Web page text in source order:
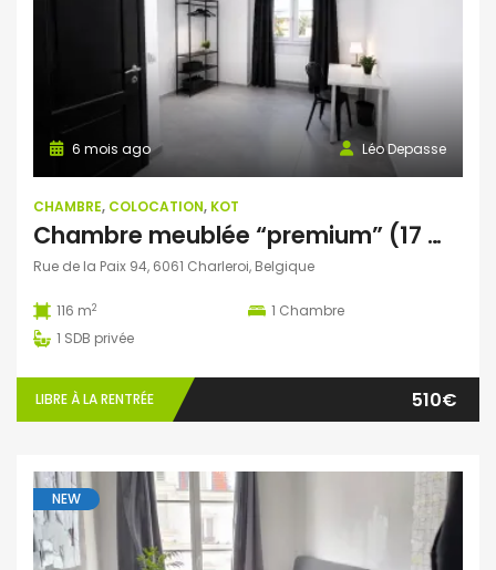
Léo Depasse
6 mois ago
CHAMBRE, COLOCATION, KOT
Chambre meublée “premium” (17 m²) avec salle de douche privative – Helha Montignies-sur-Sambre
Rue de la Paix 94, 6061 Charleroi, Belgique
116 m2 1 Chambre
1 SDB privée
LIBRE À LA RENTRÉE 510€
NEW